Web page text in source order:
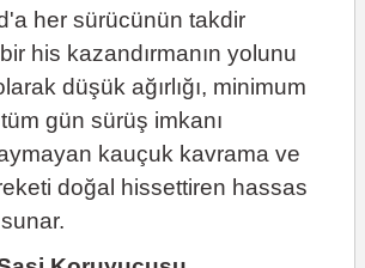
her sürücünün takdir
his kazandırmanın yolunu
düşük ağırlığı, minimum
gün sürüş imkanı
kauçuk kavrama ve
doğal hissettiren hassas